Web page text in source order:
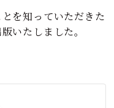
を知っていただきた
いたしました。